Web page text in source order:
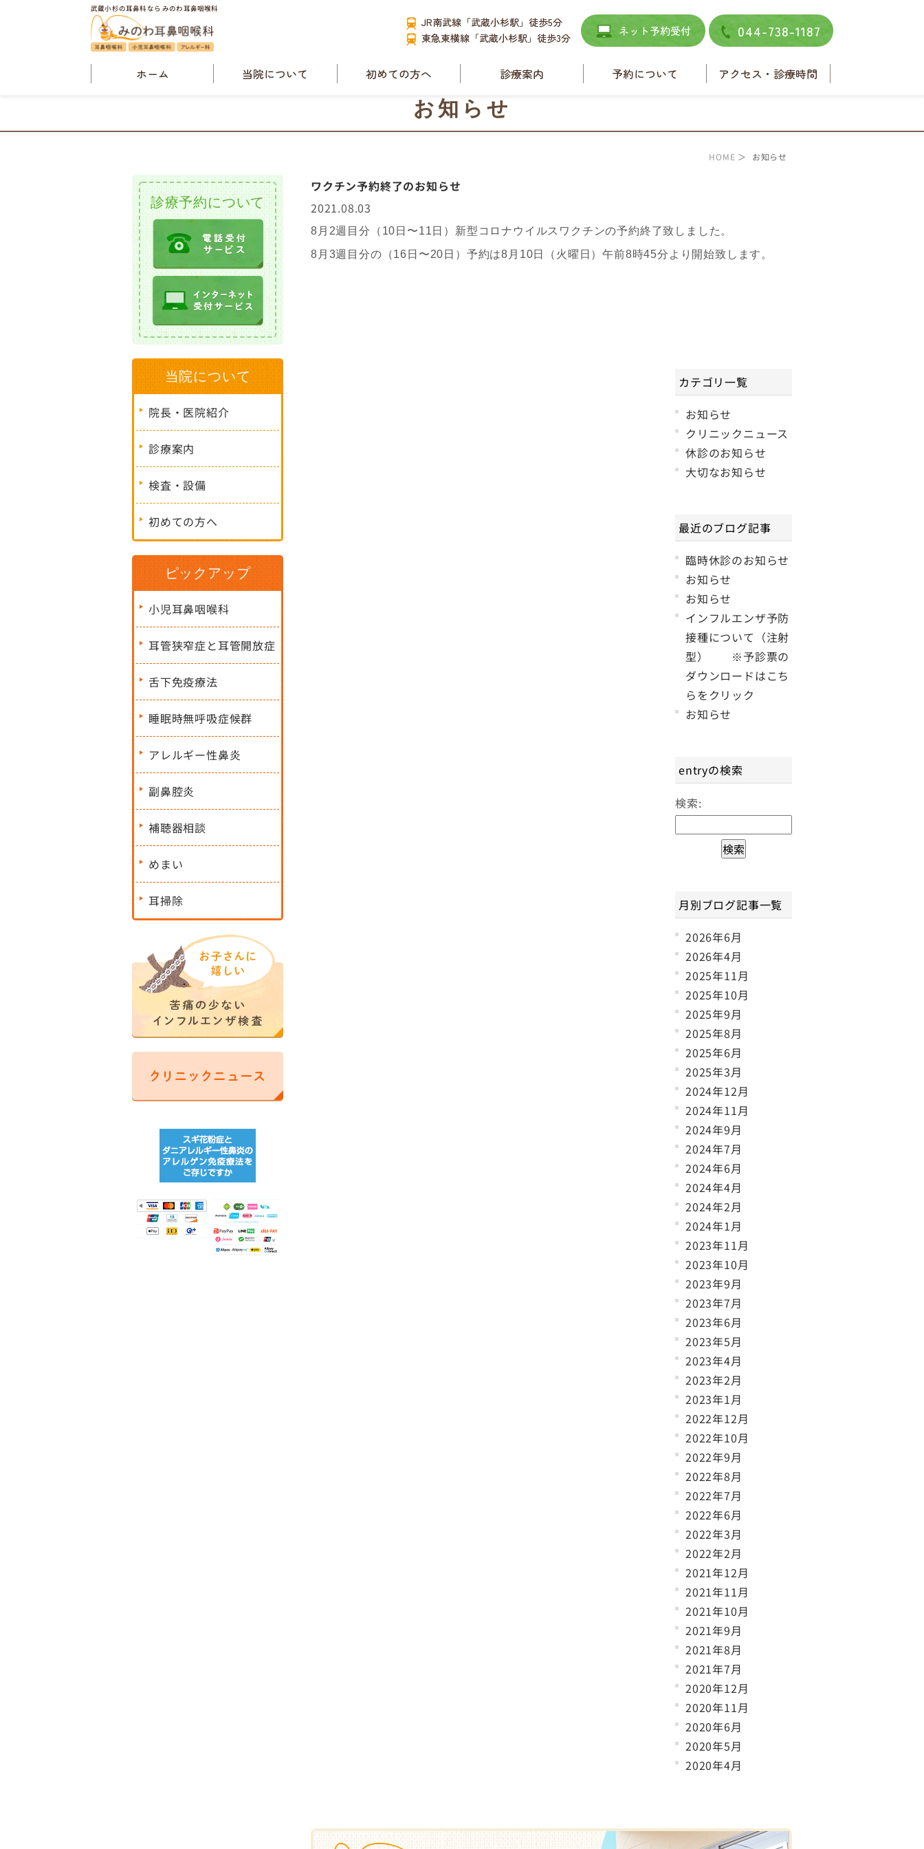
武蔵小杉の耳鼻科なら みのわ耳鼻咽喉科
JR南武線「武蔵小杉駅」徒歩5分
東急東横線「武蔵小杉駅」徒歩3分
ネット予約受付 044-738-1187
ホーム
当院について
クリニックニュース
初めての方へ
診療案内
小児耳鼻咽喉科
耳管狭窄症と耳管開
副鼻腔炎
予約について
アクセス・診療時間
お知らせ
HOME ＞ お知らせ
ワクチン予約終了のお知らせ
2021.08.03
8月2週目分（10日〜11日）新型コロナウイルスワクチンの予約終了致しました。
8月3週目分の（16日〜20日）予約は8月10日（火曜日）午前8時45分より開始致します。
カテゴリ一覧
お知らせ
クリニックニュース
休診のお知らせ
大切なお知らせ
最近のブログ記事
臨時休診のお知らせ
お知らせ
お知らせ
インフルエンザ予防
接種について（注射
型） ※予診票の
ダウンロードはこち
らをクリック
お知らせ
entryの検索
検索:
月別ブログ記事一覧
2026年6月
2026年4月
2025年11月
2025年10月
2025年9月
2025年8月
2025年6月
2025年3月
2024年12月
2024年11月
2024年9月
2024年7月
2024年6月
2024年4月
2024年2月
2024年1月
2023年11月
2023年10月
2023年9月
2023年7月
2023年6月
2023年5月
2023年4月
2023年2月
2023年1月
2022年12月
2022年10月
2022年9月
2022年8月
2022年7月
2022年6月
2022年3月
2022年2月
2021年12月
2021年11月
2021年10月
2021年9月
2021年8月
2021年7月
2020年12月
2020年11月
2020年6月
2020年5月
2020年4月
診療予約について
当院について
院長・医院紹介
診療案内
検査・設備
初めての方へ
ピックアップ
小児耳鼻咽喉科
耳管狭窄症と耳管開放症
舌下免疫療法
睡眠時無呼吸症候群
アレルギー性鼻炎
副鼻腔炎
補聴器相談
めまい
耳掃除